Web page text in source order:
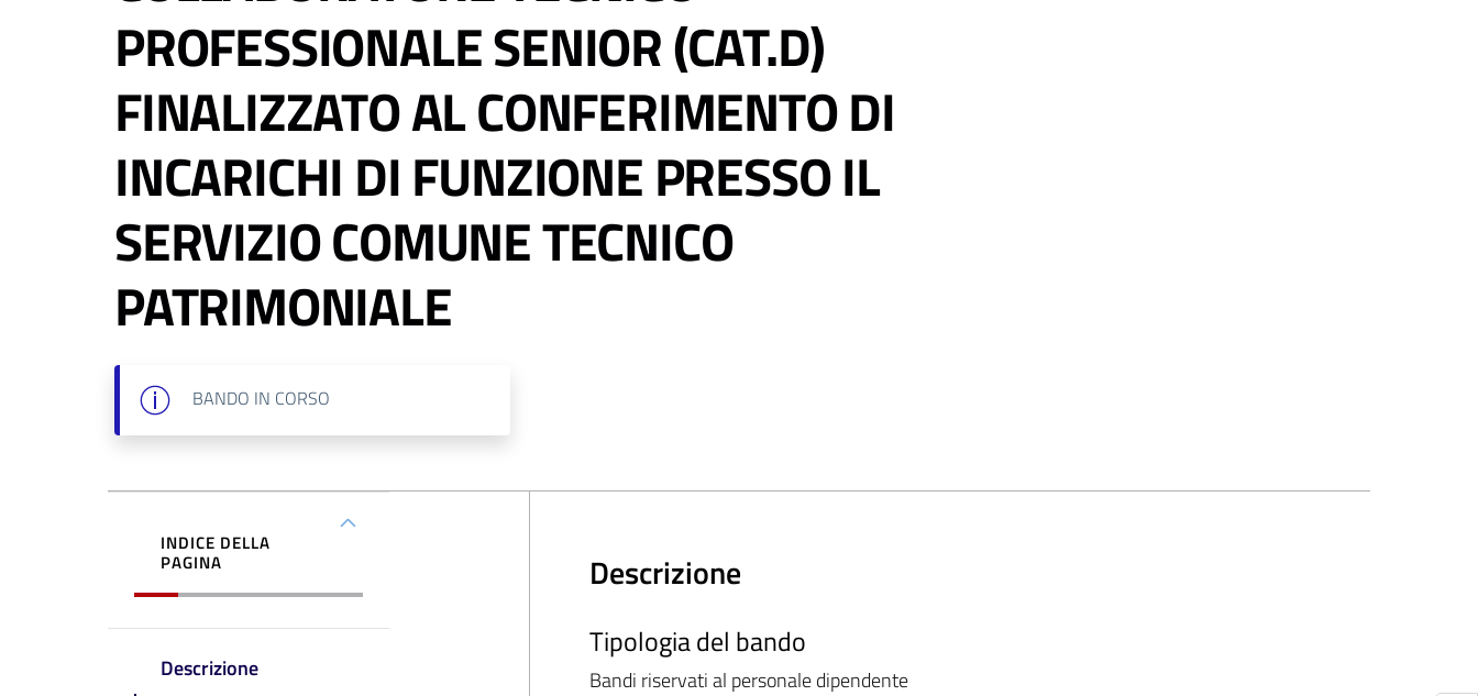
PROFESSIONALE SENIOR (CAT.D)
FINALIZZATO AL CONFERIMENTO DI
INCARICHI DI FUNZIONE PRESSO IL
SERVIZIO COMUNE TECNICO
PATRIMONIALE
BANDO IN CORSO
INDICE DELLA
PAGINA
Descrizione
Descrizione
Tipologia del bando
Bandi riservati al personale dipendente